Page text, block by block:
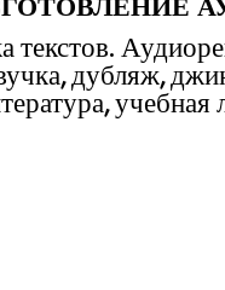
текстов.
дубляж,
учебная